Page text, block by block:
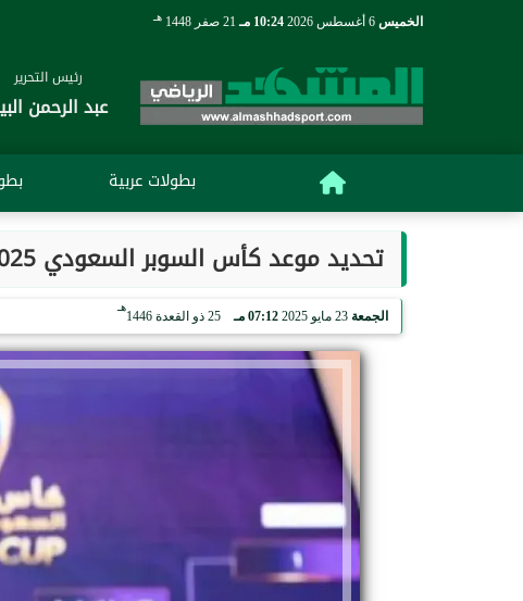
الخميس 10:24 مـ 21 صفر 1448 هـ
رئيس التحرير
عبد الرحمن
بطولات عربية
تحديد موعد كأس السوبر السعودي 2025 بمشاركة 4 أندية.. ومفاجأة في مكان الإقامة
الجمعة 23 مايو 2025 07:12 مـ 25 ذو القعدة 1446
هـ